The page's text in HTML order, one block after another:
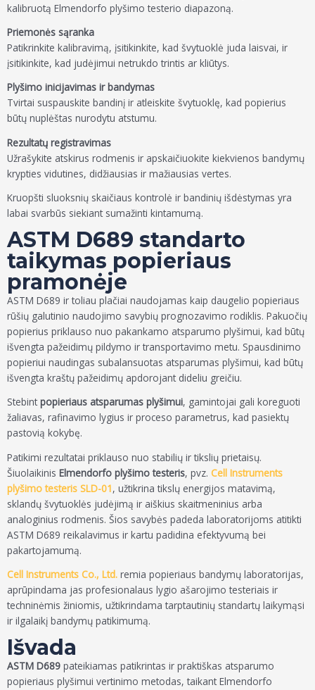
kalibruotą Elmendorfo plyšimo testerio diapazoną.
Priemonės sąranka
Patikrinkite kalibravimą, įsitikinkite, kad švytuoklė juda laisvai, ir
įsitikinkite, kad judėjimui netrukdo trintis ar kliūtys.
Plyšimo inicijavimas ir bandymas
Tvirtai suspauskite bandinį ir atleiskite švytuoklę, kad popierius
būtų nuplėštas nurodytu atstumu.
Rezultatų registravimas
Užrašykite atskirus rodmenis ir apskaičiuokite kiekvienos bandymų
krypties vidutines, didžiausias ir mažiausias vertes.
Kruopšti sluoksnių skaičiaus kontrolė ir bandinių išdėstymas yra
labai svarbūs siekiant sumažinti kintamumą.
ASTM D689 standarto
taikymas popieriaus
pramonėje
ASTM D689 ir toliau plačiai naudojamas kaip daugelio popieriaus
rūšių galutinio naudojimo savybių prognozavimo rodiklis. Pakuočių
popierius priklauso nuo pakankamo atsparumo plyšimui, kad būtų
išvengta pažeidimų pildymo ir transportavimo metu. Spausdinimo
popieriui naudingas subalansuotas atsparumas plyšimui, kad būtų
išvengta kraštų pažeidimų apdorojant dideliu greičiu.
Stebint popieriaus atsparumas plyšimui, gamintojai gali koreguoti
žaliavas, rafinavimo lygius ir proceso parametrus, kad pasiektų
pastovią kokybę.
Patikimi rezultatai priklauso nuo stabilių ir tikslių prietaisų.
Šiuolaikinis Elmendorfo plyšimo testeris, pvz. Cell Instruments
plyšimo testeris SLD-01, užtikrina tikslų energijos matavimą,
sklandų švytuoklės judėjimą ir aiškius skaitmeninius arba
analoginius rodmenis. Šios savybės padeda laboratorijoms atitikti
ASTM D689 reikalavimus ir kartu padidina efektyvumą bei
pakartojamumą.
Cell Instruments Co., Ltd. remia popieriaus bandymų laboratorijas,
aprūpindama jas profesionalaus lygio ašarojimo testeriais ir
techninėmis žiniomis, užtikrindama tarptautinių standartų laikymąsi
ir ilgalaikį bandymų patikimumą.
Išvada
ASTM D689 pateikiamas patikrintas ir praktiškas atsparumo
popieriaus plyšimui vertinimo metodas, taikant Elmendorfo